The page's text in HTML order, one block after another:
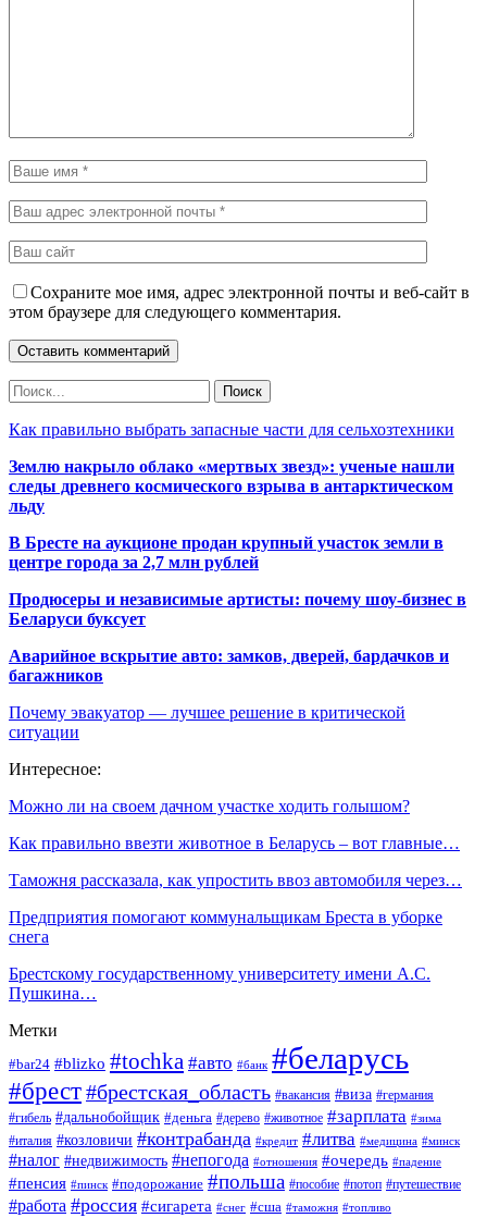
Сохраните мое имя, адрес электронной почты и веб-сайт в
этом браузере для следующего комментария.
Как правильно выбрать запасные части для сельхозтехники
Землю накрыло облако «мертвых звезд»: ученые нашли
следы древнего космического взрыва в антарктическом
льду
В Бресте на аукционе продан крупный участок земли в
центре города за 2,7 млн рублей
Продюсеры и независимые артисты: почему шоу-бизнес в
Беларуси буксует
Аварийное вскрытие авто: замков, дверей, бардачков и
багажников
Почему эвакуатор — лучшее решение в критической
ситуации
Интересное:
Можно ли на своем дачном участке ходить голышом?
Как правильно ввезти животное в Беларусь – вот главные…
Таможня рассказала, как упростить ввоз автомобиля через…
Предприятия помогают коммунальщикам Бреста в уборке
снега
Брестскому государственному университету имени А.С.
Пушкина…
Метки
#bar24 #blizko #tochka #авто #банк #беларусь
#брест#брестская_область #вакансия #виза #германия
#гибель #дальнобойщик #деньга #дерево #животное #зарплата #зима
#италия #козловичи #контрабанда #кредит #литва #медицина #минск
#налог #недвижимость #непогода #отношения #очередь #падение
#пенсия #пинск #подорожание #польша #пособие #потоп #путешествие
#работа #россия #сигарета #снег #сша #таможня #топливо